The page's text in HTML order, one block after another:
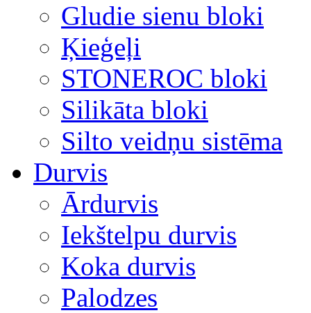
Gludie sienu bloki
Ķieģeļi
STONEROC bloki
Silikāta bloki
Silto veidņu sistēma
Durvis
Ārdurvis
Iekštelpu durvis
Koka durvis
Palodzes